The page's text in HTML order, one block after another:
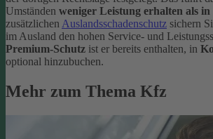
Umständen weniger Leistung erhalten als
zusätzlichenAuslandsschadenschutz sichern
im Ausland den hohen Service- und
Premium-Schutz ist er bereits enthalten, in
optional hinzubuchen.
Mehr zum Thema Kfz